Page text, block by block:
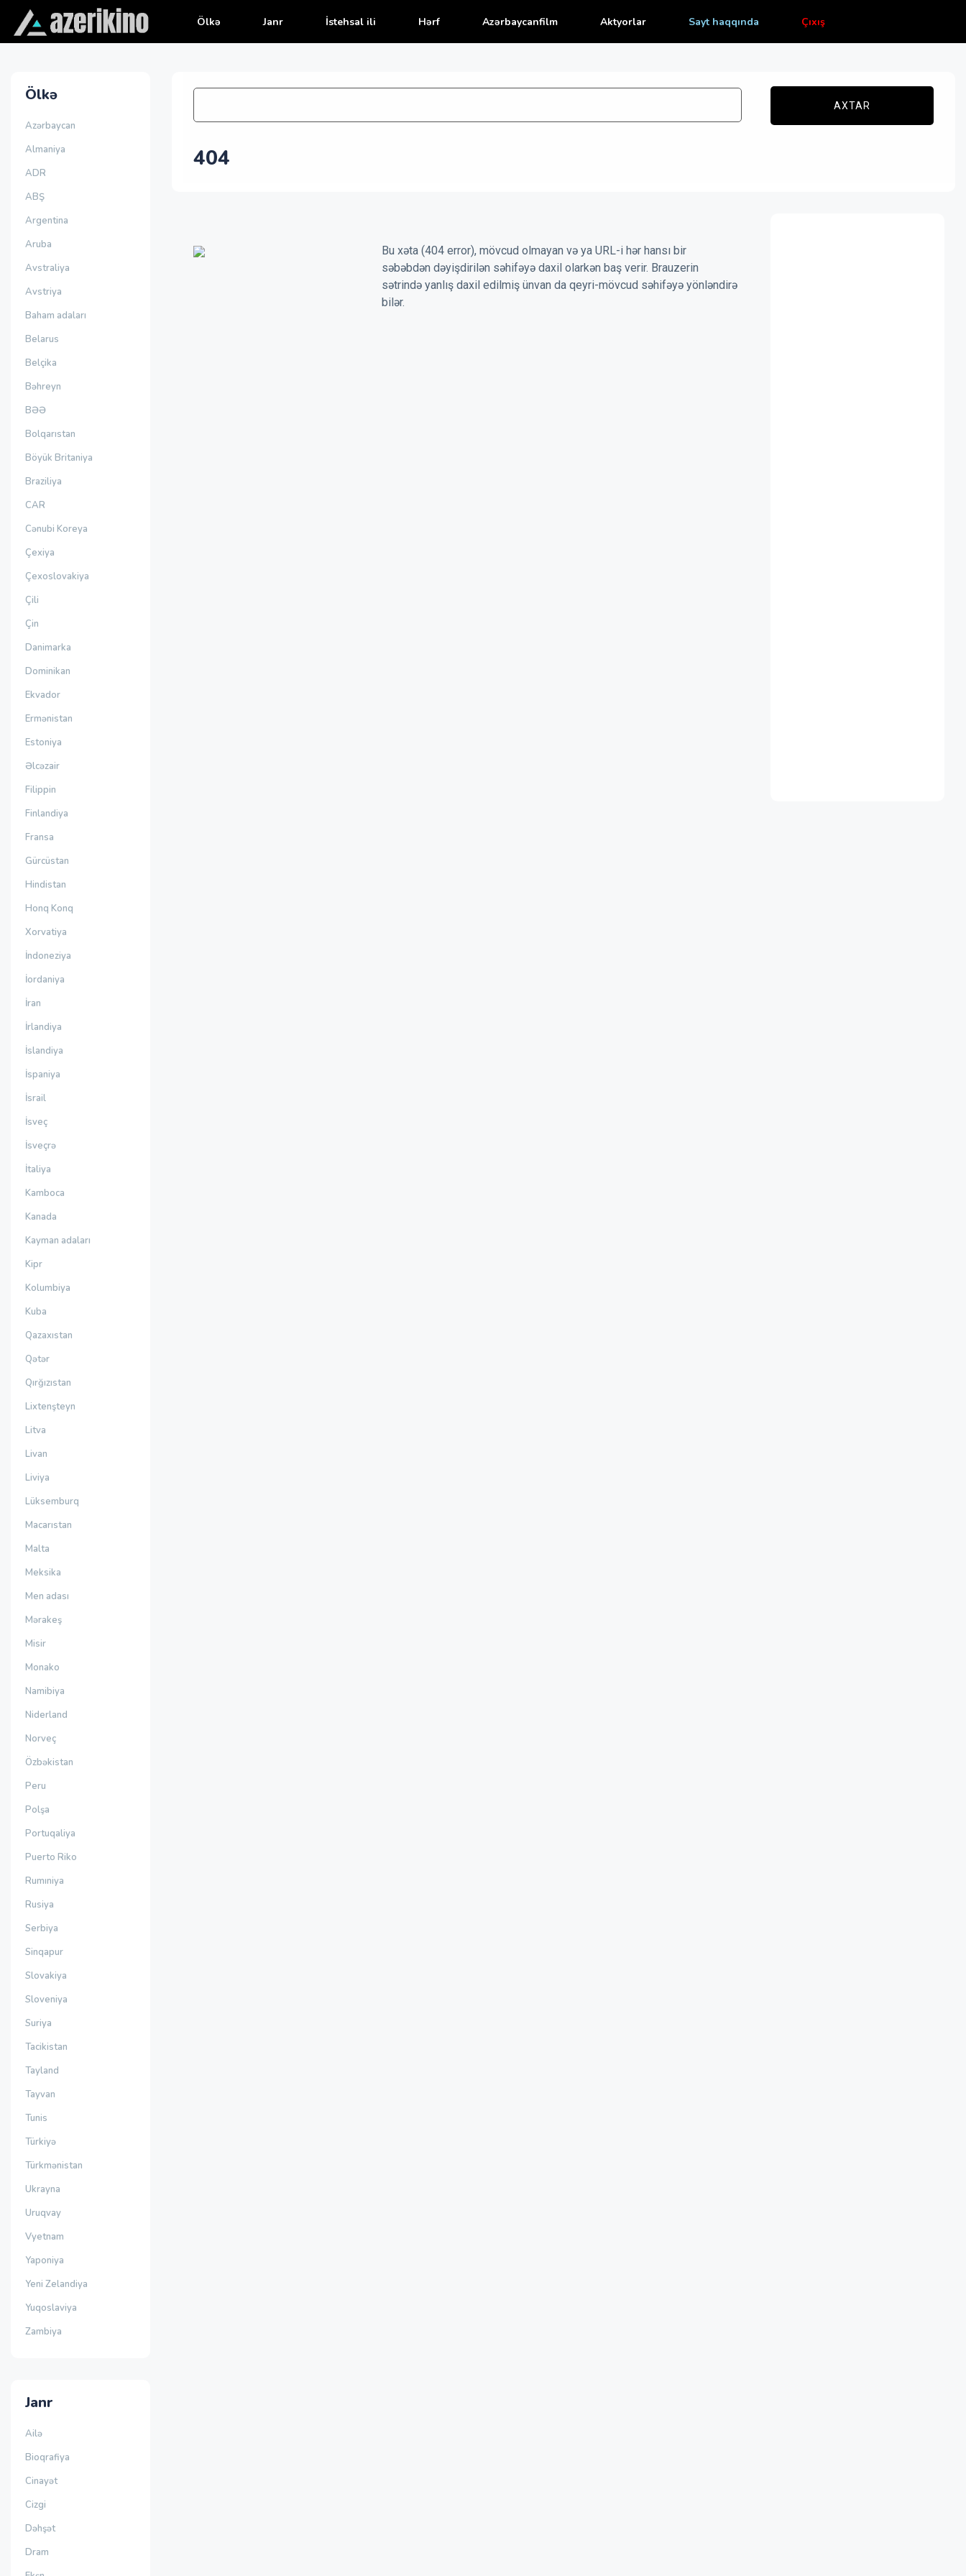
Ölkə Janr İstehsal ili Hərf Azərbaycanfilm Aktyorlar Sayt haqqında Çıxış
Ölkə
Azərbaycan
Almaniya
ADR
ABŞ
Argentina
Aruba
Avstraliya
Avstriya
Baham adaları
Belarus
Belçika
Bəhreyn
BƏƏ
Bolqarıstan
Böyük Britaniya
Braziliya
CAR
Cənubi Koreya
Çexiya
Çexoslovakiya
Çili
Çin
Danimarka
Dominikan
Ekvador
Ermənistan
Estoniya
Əlcəzair
Filippin
Finlandiya
Fransa
Gürcüstan
Hindistan
Honq Konq
Xorvatiya
İndoneziya
İordaniya
İran
İrlandiya
İslandiya
İspaniya
İsrail
İsveç
İsveçrə
İtaliya
Kamboca
Kanada
Kayman adaları
Kipr
Kolumbiya
Kuba
Qazaxıstan
Qətər
Qırğızıstan
Lixtenşteyn
Litva
Livan
Liviya
Lüksemburq
Macarıstan
Malta
Meksika
Men adası
Mərakeş
Misir
Monako
Namibiya
Niderland
Norveç
Özbəkistan
Peru
Polşa
Portuqaliya
Puerto Riko
Rumıniya
Rusiya
Serbiya
Sinqapur
Slovakiya
Sloveniya
Suriya
Tacikistan
Tayland
Tayvan
Tunis
Türkiyə
Türkmənistan
Ukrayna
Uruqvay
Vyetnam
Yaponiya
Yeni Zelandiya
Yuqoslaviya
Zambiya
Janr
Ailə
Bioqrafiya
Cinayət
Cizgi
Dəhşət
Dram
AXTAR
404
Bu xəta (404 error), mövcud olmayan və ya URL-i hər hansı bir
səbəbdən dəyişdirilən səhifəyə daxil olarkən baş verir. Brauzerin
sətrində yanlış daxil edilmiş ünvan da qeyri-mövcud səhifəyə yönləndirə
bilər.